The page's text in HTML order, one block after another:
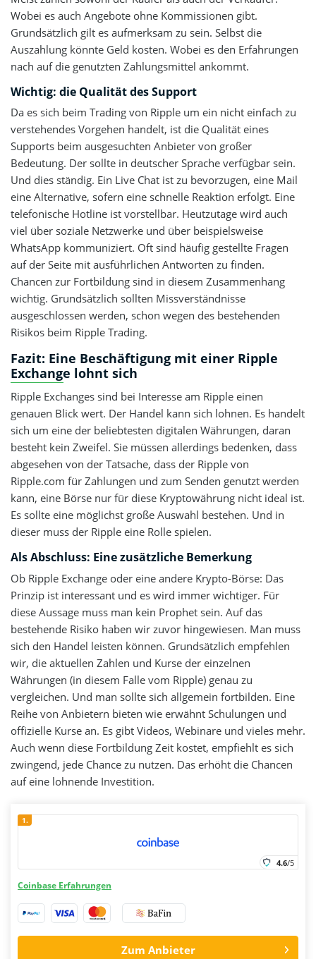
Wobei es auch Angebote ohne Kommissionen gibt.
Grundsätzlich gilt es aufmerksam zu sein. Selbst die
Auszahlung könnte Geld kosten. Wobei es den Erfahrungen
nach auf die genutzten Zahlungsmittel ankommt.
Wichtig: die Qualität des Support
Da es sich beim Trading von Ripple um ein nicht einfach zu
verstehendes Vorgehen handelt, ist die Qualität eines
Supports beim ausgesuchten Anbieter von großer
Bedeutung. Der sollte in deutscher Sprache verfügbar sein.
Und dies ständig. Ein Live Chat ist zu bevorzugen, eine Mail
eine Alternative, sofern eine schnelle Reaktion erfolgt. Eine
telefonische Hotline ist vorstellbar. Heutzutage wird auch
viel über soziale Netzwerke und über beispielsweise
WhatsApp kommuniziert. Oft sind häufig gestellte Fragen
auf der Seite mit ausführlichen Antworten zu finden.
Chancen zur Fortbildung sind in diesem Zusammenhang
wichtig. Grundsätzlich sollten Missverständnisse
ausgeschlossen werden, schon wegen des bestehenden
Risikos beim Ripple Trading.
Fazit: Eine Beschäftigung mit einer Ripple
Exchange lohnt sich
Ripple Exchanges sind bei Interesse am Ripple einen
genauen Blick wert. Der Handel kann sich lohnen. Es handelt
sich um eine der beliebtesten digitalen Währungen, daran
besteht kein Zweifel. Sie müssen allerdings bedenken, dass
abgesehen von der Tatsache, dass der Ripple von
Ripple.com für Zahlungen und zum Senden genutzt werden
kann, eine Börse nur für diese Kryptowährung nicht ideal ist.
Es sollte eine möglichst große Auswahl bestehen. Und in
dieser muss der Ripple eine Rolle spielen.
Als Abschluss: Eine zusätzliche Bemerkung
Ob Ripple Exchange oder eine andere Krypto-Börse: Das
Prinzip ist interessant und es wird immer wichtiger. Für
diese Aussage muss man kein Prophet sein. Auf das
bestehende Risiko haben wir zuvor hingewiesen. Man muss
sich den Handel leisten können. Grundsätzlich empfehlen
wir, die aktuellen Zahlen und Kurse der einzelnen
Währungen (in diesem Falle vom Ripple) genau zu
vergleichen. Und man sollte sich allgemein fortbilden. Eine
Reihe von Anbietern bieten wie erwähnt Schulungen und
offizielle Kurse an. Es gibt Videos, Webinare und vieles mehr.
Auch wenn diese Fortbildung Zeit kostet, empfiehlt es sich
zwingend, jede Chance zu nutzen. Das erhöht die Chancen
auf eine lohnende Investition.
1.
4.6/5
Coinbase Erfahrungen
Zum Anbieter